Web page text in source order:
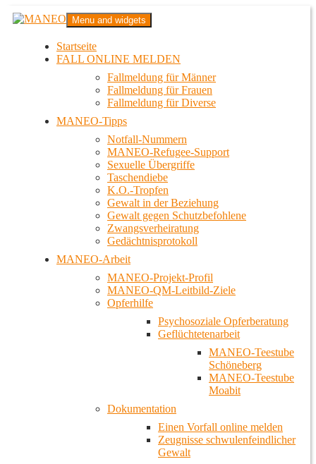
Zum
InhaltMANEO
Das schwule Anti-Gewalt-Projekt in Berlin
Menu and widgets
Startseite
FALL ONLINE MELDEN
Fallmeldung für Männer
Fallmeldung für Frauen
Fallmeldung für Diverse
MANEO-Tipps
Notfall-Nummern
MANEO-Refugee-Support
Sexuelle Übergriffe
Taschendiebe
K.O.-Tropfen
Gewalt in der Beziehung
Gewalt gegen Schutzbefohlene
Zwangsverheiratung
Gedächtnisprotokoll
MANEO-Arbeit
MANEO-Projekt-Profil
MANEO-QM-Leitbild-Ziele
Opferhilfe
Psychosoziale Opferberatung
Geflüchtetenarbeit
MANEO-Teestube
Schöneberg
MANEO-Teestube
Moabit
Dokumentation
Einen Vorfall online melden
Zeugnisse schwulenfeindlicher
Gewalt